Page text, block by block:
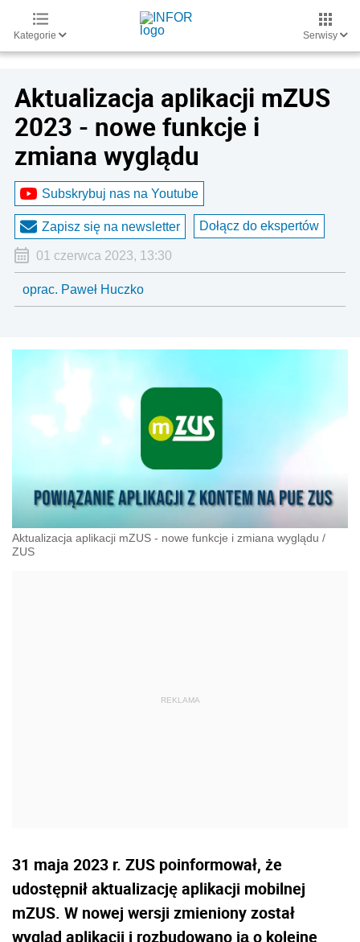
Kategorie Serwisy
Aktualizacja aplikacji mZUS
2023 - nowe funkcje i
zmiana wyglądu
Subskrybuj nas na Youtube
Zapisz się na newsletter Dołącz do ekspertów
01 czerwca 2023, 13:30
oprac. Paweł Huczko
Aktualizacja aplikacji mZUS - nowe funkcje i zmiana wyglądu /
ZUS
31 maja 2023 r. ZUS poinformował, że
udostępnił aktualizację aplikacji mobilnej
mZUS. W nowej wersji zmieniony został
wygląd aplikacji i rozbudowano ją o kolejne